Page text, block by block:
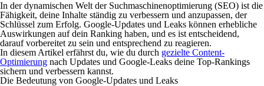
In der dynamischen Welt der Suchmaschinenoptimierung (SEO) ist die
Fähigkeit, deine Inhalte ständig zu verbessern und anzupassen, der
Schlüssel zum Erfolg. Google-Updates und Leaks können erhebliche
Auswirkungen auf dein Ranking haben, und es ist entscheidend,
darauf vorbereitet zu sein und entsprechend zu reagieren.
In diesem Artikel erfährst du, wie du durch gezielte Content-
Optimierung nach Updates und Google-Leaks deine Top-Rankings
sichern und verbessern kannst.
Die Bedeutung von Google-Updates und Leaks